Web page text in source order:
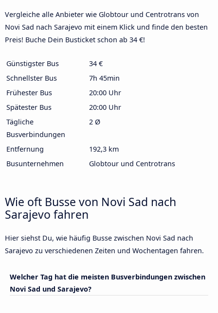
Vergleiche alle Anbieter wie Globtour und Centrotrans von
Novi Sad nach Sarajevo mit einem Klick und finde den besten
Preis! Buche Dein Busticket schon ab 34 €!
Günstigster Bus
34 €
Schnellster Bus
7h 45min
Frühester Bus
20:00 Uhr
Spätester Bus
20:00 Uhr
Tägliche
Busverbindungen
2 Ø
Entfernung
192,3 km
Busunternehmen
Globtour und Centrotrans
Wie oft Busse von Novi Sad nach
Sarajevo fahren
Hier siehst Du, wie häufig Busse zwischen Novi Sad nach
Sarajevo zu verschiedenen Zeiten und Wochentagen fahren.
Welcher Tag hat die meisten Busverbindungen zwischen
Novi Sad und Sarajevo?